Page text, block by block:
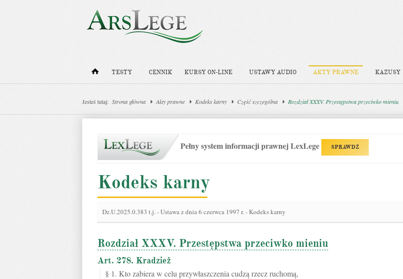
TESTY CENNIK KURSY ON-LINE USTAWY AUDIO AKTY PRAWNE KAZUSY
Jesteś tutaj: Strona główna Akty prawne Kodeks karny Część szczególna Rozdział XXXV. Przestępstwa przeciwko mieniu
Pełny system informacji prawnej LexLege SPRAWDŹ
Kodeks karny
Dz.U.2025.0.383 t.j.-Ustawa z dnia 6 czerwca 1997 r. - Kodeks karny
Rozdział XXXV. Przestępstwa przeciwko mieniu
Art. 278. Kradzież
§ 1. Kto zabiera w celu przywłaszczenia cudzą rzecz ruchomą,